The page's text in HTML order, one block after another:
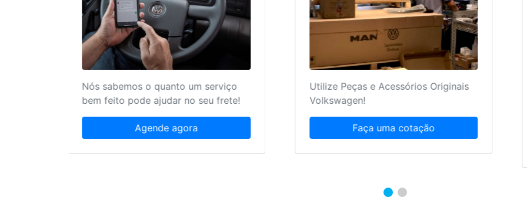
Nós sabemos o quanto um serviço
bem feito pode ajudar no seu frete!
Agende agora
Utilize Peças e Acessórios Originais
Volkswagen!
Faça uma cotação